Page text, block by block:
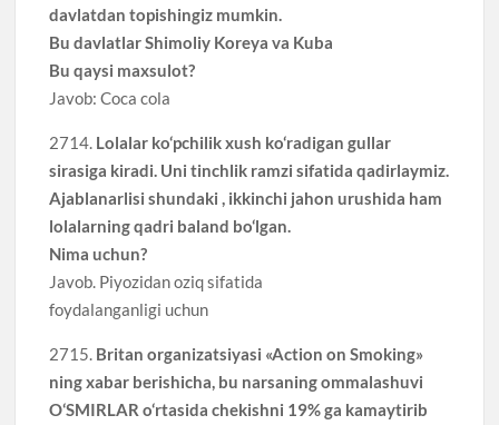
davlatdan topishingiz mumkin.
Bu davlatlar Shimoliy Koreya va Kuba
Bu qaysi maxsulot?
Javob: Coca cola
2714. Lolalar ko‘pchilik xush ko‘radigan gullar
sirasiga kiradi. Uni tinchlik ramzi sifatida qadirlaymiz.
Ajablanarlisi shundaki , ikkinchi jahon urushida ham
lolalarning qadri baland bo‘lgan.
Nima uchun?
Javob. Piyozidan oziq sifatida
foydalanganligi uchun
2715. Britan organizatsiyasi «Action on Smoking»
ning xabar berishicha, bu narsaning ommalashuvi
O‘SMIRLAR o‘rtasida chekishni 19% ga kamaytirib